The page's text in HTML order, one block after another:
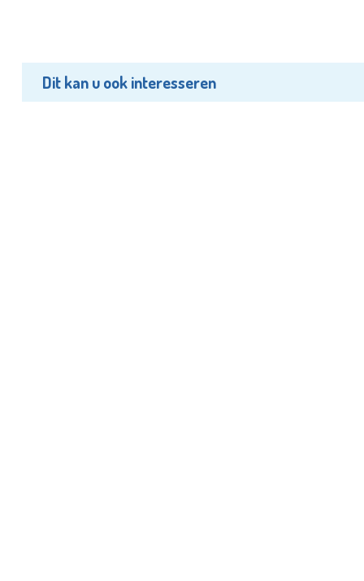
Dit kan u ook interesseren